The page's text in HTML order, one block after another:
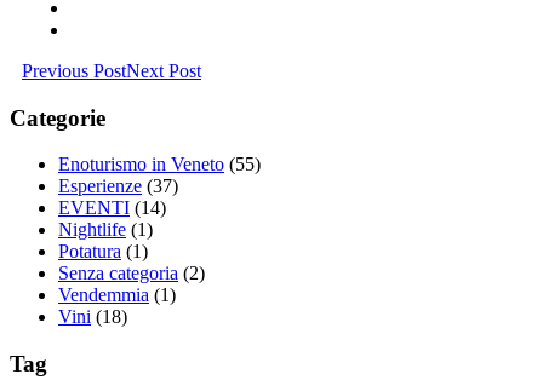
Previous PostNext Post
Categorie
Enoturismo in Veneto (55)
Esperienze (37)
EVENTI (14)
Nightlife (1)
Potatura (1)
Senza categoria (2)
Vendemmia (1)
Vini (18)
Tag